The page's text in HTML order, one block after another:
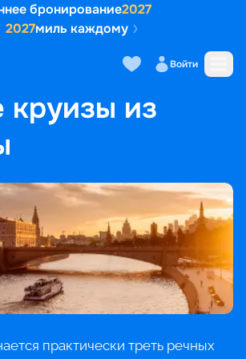
бронирование2027
2027миль каждому
Войти
НАПРАВЛЕНИЯ
круизы из
практически треть речных